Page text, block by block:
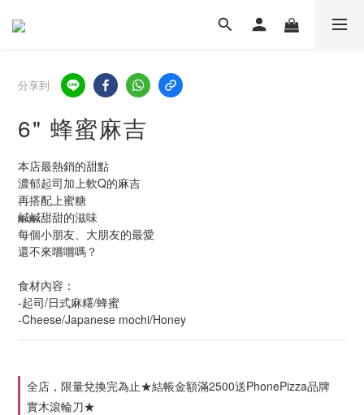
分享到
6" 蜂蜜麻吉
本店最熱銷的甜點
濃郁起司加上軟Q的麻吉
再搭配上蜜糖
鹹鹹甜甜的滋味
每個小朋友、大朋友的最愛
還不來嚐嚐嗎？
食材內容：
-起司/日式麻糬/蜂蜜
-Cheese/Japanese mochi/Honey
全店，限量兌換完為止★結帳金額滿2500送PhonePizza品牌
實木滾輪刀★